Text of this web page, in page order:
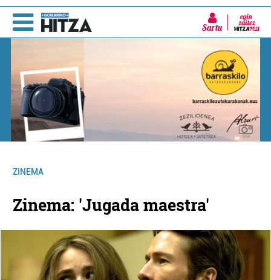
Sartu
ZINEMA
Zinema: 'Jugada maestra'